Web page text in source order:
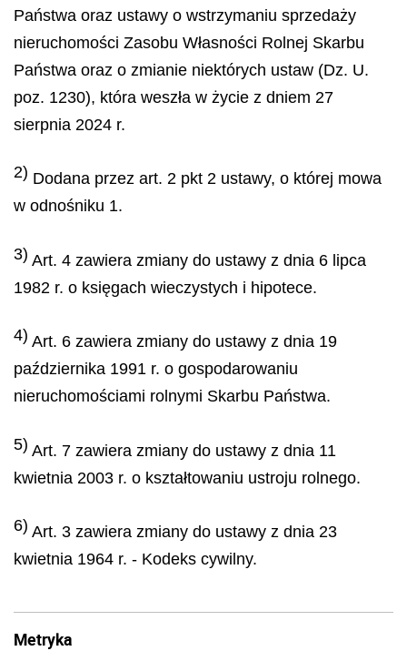
Państwa oraz ustawy o wstrzymaniu sprzedaży
nieruchomości Zasobu Własności Rolnej Skarbu
Państwa oraz o zmianie niektórych ustaw (Dz. U.
poz. 1230), która weszła w życie z dniem 27
sierpnia 2024 r.
2) Dodana przez art. 2 pkt 2 ustawy, o której mowa
w odnośniku 1.
3) Art. 4 zawiera zmiany do ustawy z dnia 6 lipca
1982 r. o księgach wieczystych i hipotece.
4) Art. 6 zawiera zmiany do ustawy z dnia 19
października 1991 r. o gospodarowaniu
nieruchomościami rolnymi Skarbu Państwa.
5) Art. 7 zawiera zmiany do ustawy z dnia 11
kwietnia 2003 r. o kształtowaniu ustroju rolnego.
6) Art. 3 zawiera zmiany do ustawy z dnia 23
kwietnia 1964 r. - Kodeks cywilny.
Metryka